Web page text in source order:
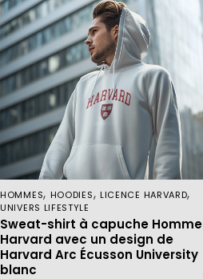
HOMMES, HOODIES, LICENCE HARVARD,
UNIVERS LIFESTYLE
Sweat-shirt à capuche Homme
Harvard avec un design de
Harvard Arc Écusson University
blanc